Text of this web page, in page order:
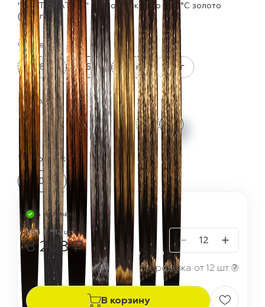
"CERTA-PATINA" термостойкая до 700°С золото
(0,16кг)
Фасовка:
0.08 кг 0.16 кг 0.5 кг 10 кг
Цвета:
Термостойкость:
700 °C
В наличии
684 ₽ * 12 шт
8 208 ₽
продажа от 12 шт. ?
В корзину